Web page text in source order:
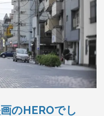
のHEROでし